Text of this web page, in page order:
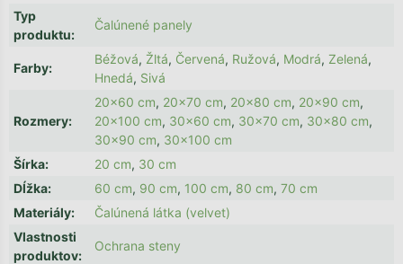
Typ
produktu:
Čalúnené panely
Farby:
Béžová, Žltá, Červená, Ružová, Modrá, Zelená,
Hnedá, Sivá
Rozmery:
20x60 cm, 20x70 cm, 20x80 cm, 20x90 cm,
20x100 cm, 30x60 cm, 30x70 cm, 30x80 cm,
30x90 cm, 30x100 cm
Šírka: 20 cm, 30 cm
Dĺžka: 60 cm, 90 cm, 100 cm, 80 cm, 70 cm
Materiály:
Čalúnená látka (velvet)
Vlastnosti
produktov:
Ochrana steny